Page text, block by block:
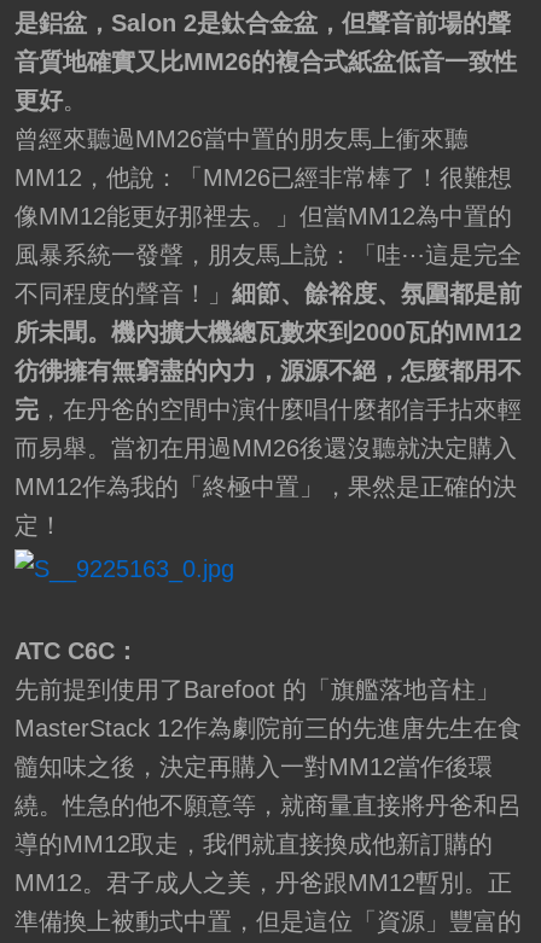
是鋁盆，Salon 2是鈦合金盆，但聲音前場的聲
音質地確實又比MM26的複合式紙盆低音一致性
更好。
曾經來聽過MM26當中置的朋友馬上衝來聽
MM12，他說：「MM26已經非常棒了！很難想
像MM12能更好那裡去。」但當MM12為中置的
風暴系統一發聲，朋友馬上說：「哇⋯這是完全
不同程度的聲音！」 細節、餘裕度、氛圍都是前
所未聞。機內擴大機總瓦數來到2000瓦的MM12
彷彿擁有無窮盡的內力，源源不絕，怎麼都用不
完，在丹爸的空間中演什麼唱什麼都信手拈來輕
而易舉。當初在用過MM26後還沒聽就決定購入
MM12作為我的「終極中置」，果然是正確的決
定！
ATC C6C：
先前提到使用了Barefoot 的「旗艦落地音柱」
MasterStack 12作為劇院前三的先進唐先生在食
髓知味之後，決定再購入一對MM12當作後環
繞。性急的他不願意等，就商量直接將丹爸和呂
導的MM12取走，我們就直接換成他新訂購的
MM12。君子成人之美，丹爸跟MM12暫別。正
準備換上被動式中置，但是這位「資源」豐富的